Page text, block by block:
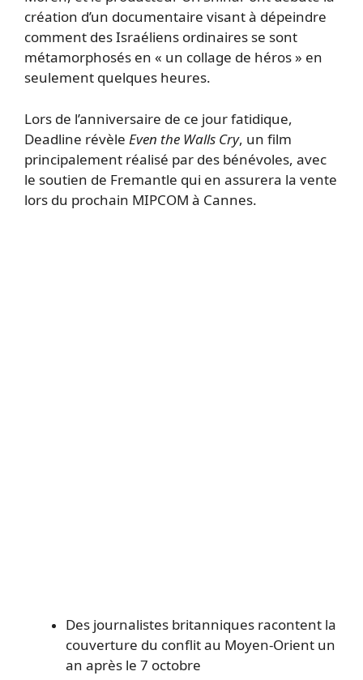
création d’un documentaire visant à dépeindre
comment des Israéliens ordinaires se sont
métamorphosés en « un collage de héros » en
seulement quelques heures.
Lors de l’anniversaire de ce jour fatidique,
Deadline révèle Even the Walls Cry, un film
principalement réalisé par des bénévoles, avec
le soutien de Fremantle qui en assurera la vente
lors du prochain MIPCOM à Cannes.
Des journalistes britanniques racontent la
couverture du conflit au Moyen-Orient un
an après le 7 octobre